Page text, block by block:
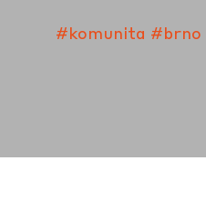
#komunita #brno